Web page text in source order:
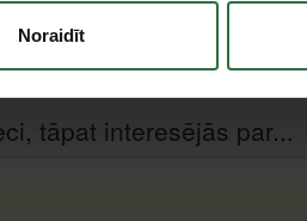
Noraidīt
tāpat interesējās par...